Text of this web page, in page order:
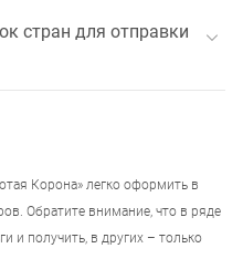
стран для отправки
Корона» легко оформить в
Обратите внимание, что в ряде
и получить, в других – только